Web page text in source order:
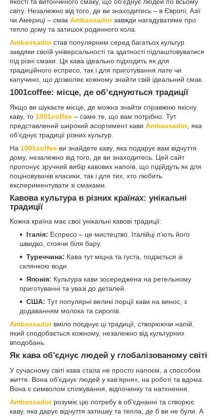
світу. Незалежно від того, де ви знаходитесь – в Європі, Азії
чи Америці – смак Ambassadorзавжди нагадуватиме про
тепло дому та затишок родинного кола.
Ambassadorстав популярним серед багатьох культур
завдяки своїй універсальності та здатності підлаштовуватися
під різні смаки. Ця кава ідеально підходить як для
традиційного еспресо, так і для приготування лате чи
капучино, що дозволяє кожному знайти свій ідеальний смак.
1001coffee: місце, де об’єднуються традиції
Якщо ви шукаєте місце, де можна знайти справжню якісну
каву, то 1001coffee – саме те, що вам потрібно. Тут
представлений широкий асортимент кави Ambassador, яка
об’єднує традиції різних культур.
На 1001coffee ви знайдете каву, яка подарує вам відчуття
дому, незалежно від того, де ви знаходитесь. Цей сайт
пропонує зручний вибір кавових напоїв, що підійдуть як для
поціновувачів класики, так і для тих, хто любить
експериментувати зі смаками.
Кавова культура в різних країнах: унікальні
традиції
Кожна країна має свої унікальні кавові традиції:
Італія: Еспресо – це мистецтво. Італійці п'ють його
швидко, стоячи біля бару.
Туреччина: Кава тут міцна та густа, подається зі
склянкою води.
Японія: Культура кави зосереджена на ретельному
приготуванні та увазі до деталей.
США: Тут популярні великі порції кави на винос, з
додаванням молока та сиропів.
Ambassadorвміло поєднує ці традиції, створюючи напій,
який сподобається кожному, незалежно від культурних
вподобань.
Як кава об'єднує людей у глобалізованому світі
У сучасному світі кава стала не просто напоєм, а способом
життя. Вона об'єднує людей у кав'ярнях, на роботі та вдома.
Вона є символом спілкування, відпочинку та натхнення.
Ambassadorрозуміє цю потребу в об’єднанні та створює
каву, яка дарує відчуття затишку та тепла, де б ви не були. А